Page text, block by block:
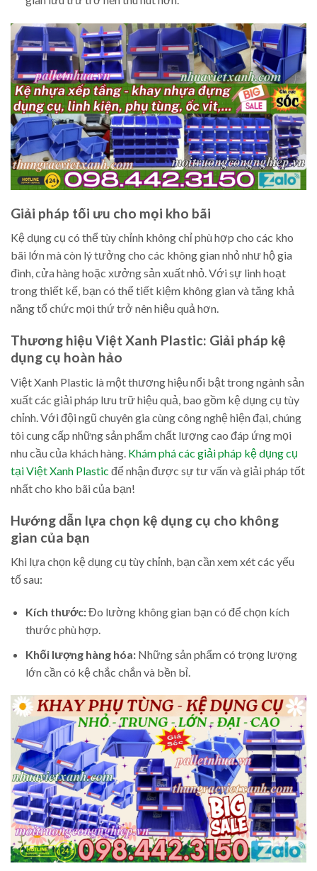
Giải pháp tối ưu cho mọi kho bãi
Kệ dụng cụ có thể tùy chỉnh không chỉ phù hợp cho các kho
bãi lớn mà còn lý tưởng cho các không gian nhỏ như hộ gia
đình, cửa hàng hoặc xưởng sản xuất nhỏ. Với sự linh hoạt
trong thiết kế, bạn có thể tiết kiệm không gian và tăng khả
năng tổ chức mọi thứ trở nên hiệu quả hơn.
Thương hiệu Việt Xanh Plastic: Giải pháp kệ
dụng cụ hoàn hảo
Việt Xanh Plastic là một thương hiệu nổi bật trong ngành sản
xuất các giải pháp lưu trữ hiệu quả, bao gồm kệ dụng cụ tùy
chỉnh. Với đội ngũ chuyên gia cùng công nghệ hiện đại, chúng
tôi cung cấp những sản phẩm chất lượng cao đáp ứng mọi
nhu cầu của khách hàng. Khám phá các giải pháp kệ dụng cụ
tại Việt Xanh Plastic để nhận được sự tư vấn và giải pháp tốt
nhất cho kho bãi của bạn!
Hướng dẫn lựa chọn kệ dụng cụ cho không
gian của bạn
Khi lựa chọn kệ dụng cụ tùy chỉnh, bạn cần xem xét các yếu
tố sau:
Kích thước:Đo lường không gian bạn có để chọn kích
thước phù hợp.
Khối lượng hàng hóa:Những sản phẩm có trọng lượng
lớn cần có kệ chắc chắn và bền bỉ.